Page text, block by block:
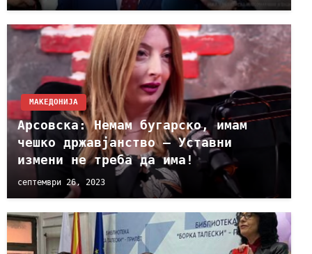
МАКЕДОНИЈА
Арсовска: Немам бугарско, имам
чешко државјанство – Уставни
измени не треба да има!
септември 26, 2023